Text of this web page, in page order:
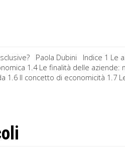
Paola Dubini Indice 1 Le
1.4 Le finalità delle
1.6 Il concetto di economicità 1.7